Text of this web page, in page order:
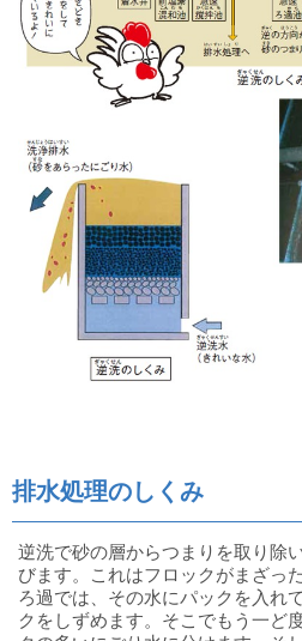
排水処理のしくみ
逆洗で砂の層からつまりを取り除
びます。これはフロックがまざっ
ろ過では、その水にパックを入れ
クをしずめます。そこでもう一ど